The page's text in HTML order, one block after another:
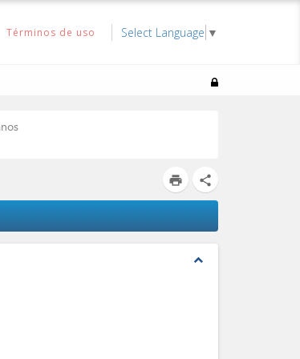
Términos de uso Select Language ▼
print share
expand_less